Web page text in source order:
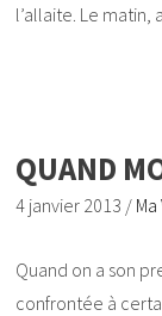
l’allaite. Le
QUAND
4 janvier 2013 /
Quand on a son
confrontée à